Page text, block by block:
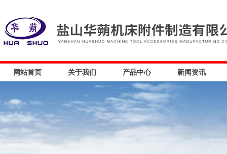
网站首页 关于我们 产品中心 新闻资讯